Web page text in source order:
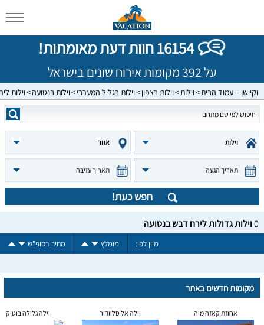
16154 חוות דעת מאומתות!
על 392 מקומות אירוח שונים בישראל
וקיישן – עמוד הבית וילות וילות בצפון וילות בגליל המערבי וילות בנטועה וילות
וילות אזור
תאריך הגעה תאריך עזיבה
חפש כעת!
0וילות גדולות לירח דבש בנטועה
מיין לפי: מומלץ מחיר בסופ"ש
מקומות חדשים באתר
אחוזת קאזה מיה וילה אל סלוודור וילה גלילה בוטיק